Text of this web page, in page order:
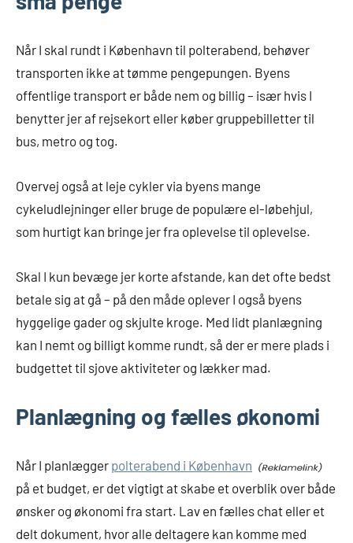
Når I skal rundt i København til polterabend, behøver
transporten ikke at tømme pengepungen. Byens
offentlige transport er både nem og billig – især hvis I
benytter jer af rejsekort eller køber gruppebilletter til
bus, metro og tog.
Overvej også at leje cykler via byens mange
cykeludlejninger eller bruge de populære el-løbehjul,
som hurtigt kan bringe jer fra oplevelse til oplevelse.
Skal I kun bevæge jer korte afstande, kan det ofte bedst
betale sig at gå – på den måde oplever I også byens
hyggelige gader og skjulte kroge. Med lidt planlægning
kan I nemt og billigt komme rundt, så der er mere plads i
budgettet til sjove aktiviteter og lækker mad.
Planlægning og fælles økonomi
Når I planlægger polterabend i København
på et budget, er det vigtigt at skabe et overblik over både
ønsker og økonomi fra start. Lav en fælles chat eller et
delt dokument, hvor alle deltagere kan komme med